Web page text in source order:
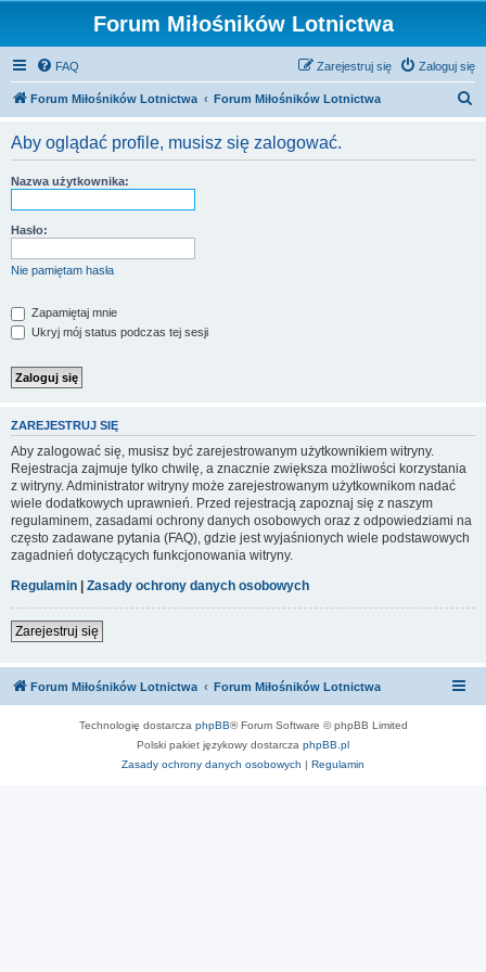
Forum Miłośników Lotnictwa
FAQ Zaloguj się
Zarejestruj się
Forum Miłośników Lotnictwa Forum Miłośników Lotnictwa
Aby oglądać profile, musisz się zalogować.
Nazwa użytkownika:
Hasło:
Nie pamiętam hasła
Zapamiętaj mnie
Ukryj mój status podczas tej sesji
ZAREJESTRUJ SIĘ
Aby zalogować się, musisz być zarejestrowanym użytkownikiem witryny.
Rejestracja zajmuje tylko chwilę, a znacznie zwiększa możliwości korzystania
z witryny. Administrator witryny może zarejestrowanym użytkownikom nadać
wiele dodatkowych uprawnień. Przed rejestracją zapoznaj się z naszym
regulaminem, zasadami ochrony danych osobowych oraz z odpowiedziami na
często zadawane pytania (FAQ), gdzie jest wyjaśnionych wiele podstawowych
zagadnień dotyczących funkcjonowania witryny.
Regulamin | Zasady ochrony danych osobowych
Zarejestruj się
Forum Miłośników Lotnictwa Forum Miłośników Lotnictwa
Technologię dostarcza phpBB® Forum Software © phpBB Limited
Polski pakiet językowy dostarcza phpBB.pl
Zasady ochrony danych osobowych | Regulamin